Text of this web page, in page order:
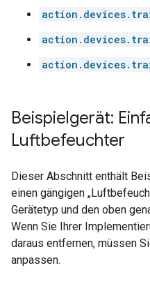
Beispielgerät:
Luftbefeuchter
Dieser Abschnitt enthält
einen gängigen
Gerätetyp und den oben
Wenn Sie Ihrer
daraus entfernen, müssen
anpassen.